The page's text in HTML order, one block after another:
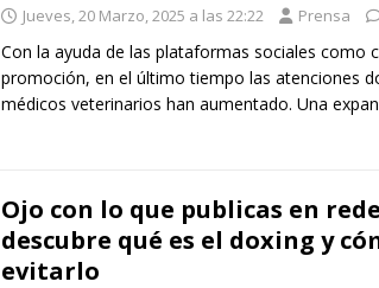
Jueves, 20 Marzo, 2025 a las 22:22 Prensa
Con la ayuda de las plataformas sociales como
promoción, en el último tiempo las atenciones
médicos veterinarios han aumentado. Una
Ojo con lo que publicas en
descubre qué es el doxing y
evitarlo